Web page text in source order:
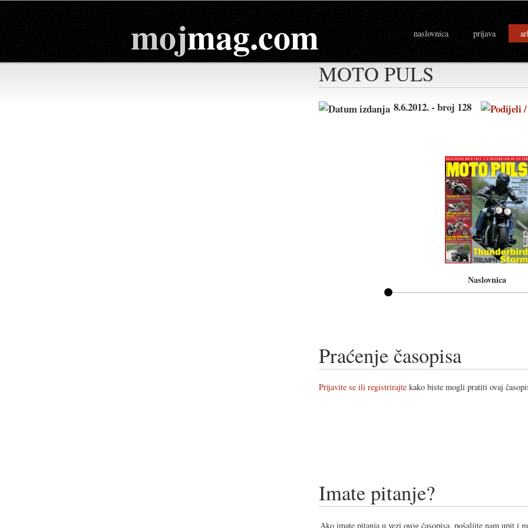
mojmag.com naslovnica prijava
MOTO PULS
8.6.2012. - broj 128
Naslovnica
Praćenje časopisa
Prijavite se ili registrirajte kako biste mogli pratiti ovaj
Imate pitanje?
Ako imate pitanja u vezi ovog časopisa, pošaljite nam upit i